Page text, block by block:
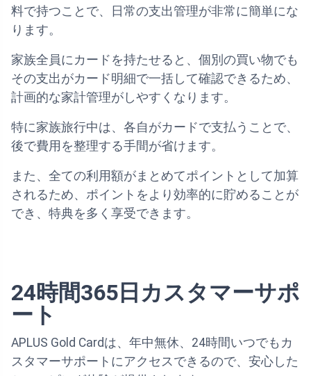
料で持つことで、日常の支出管理が非常に簡単にな
ります。
家族全員にカードを持たせると、個別の買い物でも
その支出がカード明細で一括して確認できるため、
計画的な家計管理がしやすくなります。
特に家族旅行中は、各自がカードで支払うことで、
後で費用を整理する手間が省けます。
また、全ての利用額がまとめてポイントとして加算
されるため、ポイントをより効率的に貯めることが
でき、特典を多く享受できます。
24時間365日カスタマーサポ
ート
APLUS Gold Cardは、年中無休、24時間いつでもカ
スタマーサポートにアクセスできるので、安心した